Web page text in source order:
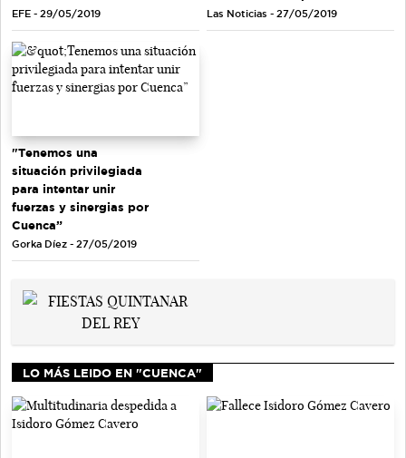
EFE - 29/05/2019 Las Noticias - 27/05/2019
"Tenemos una
situación privilegiada
para intentar unir
fuerzas y sinergias por
Cuenca”
Gorka Díez - 27/05/2019
LO MÁS LEIDO EN "CUENCA"